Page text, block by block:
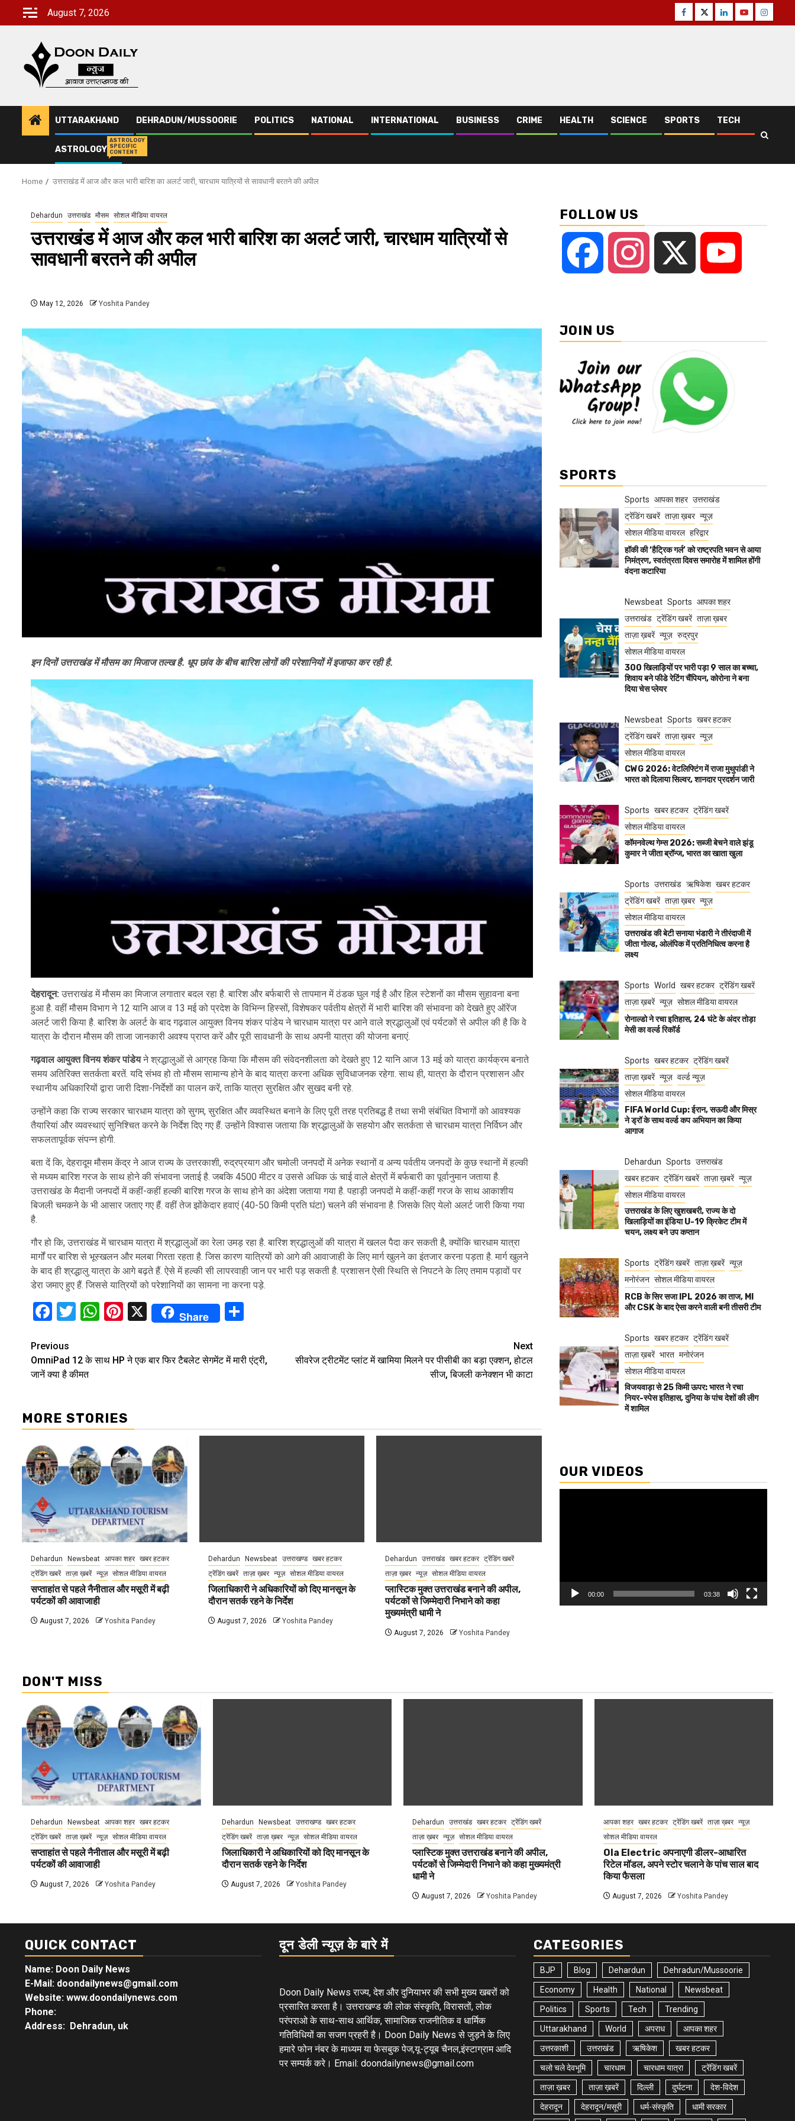
August 7, 2026 Facebook
TwitterLinkedinYoutube
UTTARAKHAND DEHRADUN/MUSSOORIE POLITICS NATIONAL INTERNATIONAL BUSINESS CRIME HEALTH SCIENCE SPORTS TECH
ASTROLOGY
ASTROLOGY
SPECIFIC
CONTENT
Home उत्तराखंड में आज और कल भारी बारिश का अलर्ट जारी, चारधाम यात्रियों से सावधानी बरतने की अपील
Dehardun उत्तराखंड मौसम सोशल मीडिया वायरल
उत्तराखंड में आज और कल भारी बारिश का अलर्ट जारी, चारधाम यात्रियों से
सावधानी बरतने की अपील
May 12, 2026 Yoshita Pandey
इन दिनों उत्तराखंड में मौसम का मिजाज तल्ख है. धूप छांव के बीच बारिश लोगों की परेशानियों में इजाफा कर रही है.
देहरादून: उत्तराखंड में मौसम का मिजाज लगातार बदल रहा है. बारिश और बर्फबारी से तापमान में ठंडक घुल गई है और हिल स्टेशनों का मौसम सुहावना बना
हुआ है. वहीं मौसम विभाग ने 12 यानि आज व 13 मई को प्रदेश के विभिन्न हिस्सों, विशेषकर पर्वतीय क्षेत्रों में भारी बारिश की संभावना को देखते हुए ऑरेंज
अलर्ट जारी किया है. बारिश के अलर्ट के बाद गढ़वाल आयुक्त विनय शंकर पांडेय ने चारधाम यात्रा पर आने वाले श्रद्धालुओं एवं पर्यटकों से अपील की है कि वे
यात्रा के दौरान मौसम की ताजा जानकारी अवश्य प्राप्त करें और पूरी सावधानी के साथ अपनी यात्रा की योजना बनाएं.
गढ़वाल आयुक्त विनय शंकर पांडेयने श्रद्धालुओं से आग्रह किया कि मौसम की संवेदनशीलता को देखते हुए 12 यानि आज 13 मई को यात्रा कार्यक्रम बनाते
समय अतिरिक्त सतर्कता बरतें. यदि संभव हो तो मौसम सामान्य होने के बाद यात्रा करना अधिक सुविधाजनक रहेगा. साथ ही, यात्रा के दौरान प्रशासन और
स्थानीय अधिकारियों द्वारा जारी दिशा-निर्देशों का पालन करें, ताकि यात्रा सुरक्षित और सुखद बनी रहे.
उन्होंने कहा कि राज्य सरकार चारधाम यात्रा को सुगम, सुरक्षित और व्यवस्थित बनाने के लिए पूरी तरह प्रतिबद्ध है तथा सभी संबंधित विभागों को आवश्यक
तैयारियां और व्यवस्थाएं सुनिश्चित करने के निर्देश दिए गए हैं. उन्होंने विश्वास जताया कि श्रद्धालुओं के सहयोग और सतर्कता से चारधाम यात्रा निर्विघ्न और
सफलतापूर्वक संपन्न होगी.
बता दें कि, देहरादूम मौसम केंद्र ने आज राज्य के उत्तरकाशी, रुद्रप्रयाग और चमोली जनपदों में अनेक स्थानों व अन्य पर्वतीय जनपदों के कुछ स्थानों में हल्की
से मध्यम बारिश गरज के साथ होने की संभावना जताई है. जबकि 4500 मीटर व उससे अधिक ऊं चाई वाले क्षेत्रों में बर्फबारी का पूर्वानुमान जताया है.
उत्तराखंड के मैदानी जनपदों में कहीं-कहीं हल्की बारिश गरज के साथ होने का अंदेशा जताया गया है. पहाड़ी जनपदों मे कहीं-कहीं गरज के साथ आकाशीय
बिजली चमकने के भी आसार जताए गए हैं. वहीं तेज झोंकेदार हवाएं (40-50 किमी प्रति घंटा) चलने की संभावना है. जिसके लिए येलो अलर्ट जारी किया गया
है.
गौर हो कि, उत्तराखंड में चारधाम यात्रा में श्रद्धालुओं का रेला उमड़ रहा है. बारिश श्रद्धालुओं की यात्रा में खलल पैदा कर सकती है, क्योंकि चारधाम यात्रा
मार्गों पर बारिश से भूस्खलन और मलबा गिरता रहता है. जिस कारण यात्रियों को आगे की आवाजाही के लिए मार्ग खुलने का इंतजार करना पड़ता है. मार्ग खुलने
के बाद ही श्रद्धालु यात्रा के आगे बढ़ते हैं. ऐसे में हल्की सी लापरवाही जान पर भारी पड़ सकती है. प्रशासन ऐसी स्थिति से निपटने के लिए तमाम पड़ावों पर
डेरा जमाए हुए हैं. जिससे यात्रियों को परेशानियों का सामना ना करना पड़े.
Facebook
Twitter
WhatsApp
Pinterest
X Share
Continue
Reading
Previous
OmniPad 12 के साथ HP ने एक बार फिर टैबलेट सेगमेंट में मारी एंट्री,
जानें क्या है कीमत
Next
सीवरेज ट्रीटमेंट प्लांट में खामिया मिलने पर पीसीबी का बड़ा एक्शन, होटल
सीज, बिजली कनेक्शन भी काटा
MORE STORIES
Dehardun Newsbeat आपका शहर खबर हटकर
ट्रेंडिंग खबरें ताज़ा ख़बरें न्यूज़ सोशल मीडिया वायरल
सप्ताहांत से पहले नैनीताल और मसूरी में बढ़ी
पर्यटकों की आवाजाही
August 7, 2026 Yoshita Pandey
Dehardun Newsbeat उत्तराखण्ड खबर हटकर
ट्रेंडिंग खबरें ताज़ा ख़बर न्यूज़ सोशल मीडिया वायरल
जिलाधिकारी ने अधिकारियों को दिए मानसून के
दौरान सतर्क रहने के निर्देश
August 7, 2026 Yoshita Pandey
Dehardun उत्तराखंड खबर हटकर ट्रेंडिंग खबरें
ताज़ा ख़बर न्यूज़ सोशल मीडिया वायरल
प्लास्टिक मुक्त उत्तराखंड बनाने की अपील,
पर्यटकों से जिम्मेदारी निभाने को कहा
मुख्यमंत्री धामी ने
August 7, 2026 Yoshita Pandey
FOLLOW US
Facebook Instagram
JOIN US
SPORTS
Sports आपका शहर उत्तराखंड
ट्रेंडिंग खबरें ताज़ा ख़बर न्यूज़
सोशल मीडिया वायरल हरिद्वार
हॉकी की ‘हैट्रिक गर्ल’ को राष्ट्रपति भवन से आया
निमंत्रण, स्वतंत्रता दिवस समारोह में शामिल होंगी
वंदना कटारिया
Newsbeat Sports आपका शहर
उत्तराखंड ट्रेंडिंग खबरें ताज़ा ख़बर
ताज़ा ख़बरें न्यूज़ रुद्रपुर
सोशल मीडिया वायरल
300 खिलाड़ियों पर भारी पड़ा 9 साल का बच्चा,
शिवाय बने फीडे रेटिंग चैंपियन, कोरोना ने बना
दिया चेस प्लेयर
Newsbeat Sports खबर हटकर
ट्रेंडिंग खबरें ताज़ा ख़बर न्यूज़
सोशल मीडिया वायरल
CWG 2026: वेटलिफ्टिंग में राजा मुथुपांडी ने
भारत को दिलाया सिल्वर, शानदार प्रदर्शन जारी
Sports खबर हटकर ट्रेंडिंग खबरें
सोशल मीडिया वायरल
कॉमनवेल्थ गेम्स 2026: सब्जी बेचने वाले झंडू
कुमार ने जीता ब्रॉन्ज, भारत का खाता खुला
Sports उत्तराखंड ऋषिकेश खबर हटकर
ट्रेंडिंग खबरें ताज़ा ख़बर न्यूज़
सोशल मीडिया वायरल
उत्तराखंड की बेटी सनाया भंडारी ने तीरंदाजी में
जीता गोल्ड, ओलंपिक में प्रतिनिधित्व करना है
लक्ष्य
Sports World खबर हटकर ट्रेंडिंग खबरें
ताज़ा ख़बरें न्यूज़ सोशल मीडिया वायरल
रोनाल्डो ने रचा इतिहास, 24 घंटे के अंदर तोड़ा
मेसी का वर्ल्ड रिकॉर्ड
Sports खबर हटकर ट्रेंडिंग खबरें
ताज़ा ख़बरें न्यूज़ वर्ल्ड न्यूज़
सोशल मीडिया वायरल
FIFA World Cup: ईरान, सऊदी और मिस्र
ने ड्रॉ के साथ वर्ल्ड कप अभियान का किया
आगाज
Dehardun Sports उत्तराखंड
खबर हटकर ट्रेंडिंग खबरें ताज़ा ख़बरें न्यूज़
सोशल मीडिया वायरल
उत्तराखंड के लिए खुशखबरी, राज्य के दो
खिलाड़ियों का इंडिया U-19 क्रिकेट टीम में
चयन, लक्ष्य बने उप कप्तान
Sports ट्रेंडिंग खबरें ताज़ा ख़बरें न्यूज़
मनोरंजन सोशल मीडिया वायरल
RCB के सिर सजा IPL 2026 का ताज, MI
और CSK के बाद ऐसा करने वाली बनी तीसरी टीम
Sports खबर हटकर ट्रेंडिंग खबरें
ताज़ा ख़बरें भारत मनोरंजन
सोशल मीडिया वायरल
विजयवाड़ा से 25 किमी ऊपर: भारत ने रचा
नियर-स्पेस इतिहास, दुनिया के पांच देशों की लीग
में शामिल
OUR VIDEOS
00:00 03:38
DON'T MISS
Dehardun Newsbeat आपका शहर खबर हटकर
ट्रेंडिंग खबरें ताज़ा ख़बरें न्यूज़ सोशल मीडिया वायरल
सप्ताहांत से पहले नैनीताल और मसूरी में बढ़ी
पर्यटकों की आवाजाही
August 7, 2026 Yoshita Pandey
Dehardun Newsbeat उत्तराखण्ड
खबर हटकर
ट्रेंडिंग खबरें
ताज़ा ख़बर न्यूज़ सोशल मीडिया वायरल
जिलाधिकारी ने अधिकारियों को दिए मानसून के
दौरान सतर्क रहने के निर्देश
August 7, 2026 Yoshita Pandey
Dehardun उत्तराखंड खबर हटकर ट्रेंडिंग खबरें
ताज़ा ख़बर न्यूज़ सोशल मीडिया वायरल
प्लास्टिक मुक्त उत्तराखंड बनाने की अपील,
पर्यटकों से जिम्मेदारी निभाने को कहा मुख्यमंत्री
धामी ने
August 7, 2026 Yoshita Pandey
आपका शहर खबर हटकर ट्रेंडिंग खबरें ताज़ा ख़बर
न्यूज़
सोशल मीडिया वायरल
Ola Electric अपनाएगी डीलर-आधारित
रिटेल मॉडल, अपने स्टोर चलाने के पांच साल बाद
किया फैसला
August 7, 2026 Yoshita Pandey
QUICK CONTACT
Name: Doon Daily News
E-Mail: doondailynews@gmail.com
Website: www.doondailynews.com
Phone:
Address: Dehradun, uk
दून डेली न्यूज़ के बारे में
Doon Daily News राज्य, देश और दुनियाभर की सभी मुख्य खबरों को
प्रसारित करता है। उत्तराखण्ड की लोक संस्कृति, विरासतों, लोक
परंपराओ के साथ-साथ आर्थिक, सामाजिक राजनीतिक व धार्मिक
गतिविधियों का सजग प्रहरी है। Doon Daily News से जुड़ने के लिए
हमारे फोन नंबर के माध्यम या फेसबुक पेज,यू-ट्यूब चैनल,इंस्टाग्राम आदि
पर सम्पर्क करे। Email: doondailynews@gmail.com
CATEGORIES
BJP Blog Dehardun Dehradun/Mussoorie
Economy Health National Newsbeat
Politics Sports Tech Trending
Uttarakhand World अपराध आपका शहर
उत्तरकाशी उत्तराखंड ऋषिकेश खबर हटकर
चलो चले देवभूमि चारधाम चारधाम यात्रा ट्रेंडिंग खबरें
ताज़ा ख़बर ताज़ा ख़बरें दिल्ली दुर्घटना देश-विदेश
देहरादून देहरादून/मसूरी धर्म-संस्कृति धामी सरकार